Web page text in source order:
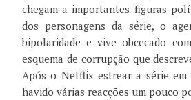
chegam a importantes figuras
dos personagens da série, o
bipolaridade e vive obcecado
esquema de corrupção que
Após o Netflix estrear a série em
havido várias reacções um pouco